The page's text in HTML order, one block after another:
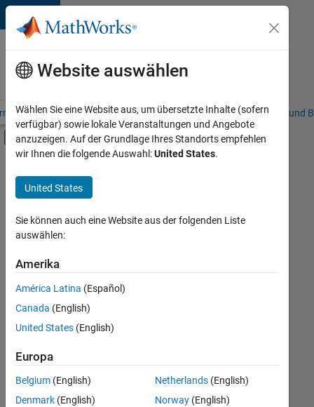
Weiter zum Inhalt
Karriere
bei
MathWorks
– Übersicht Stellensuche Niederlassungen Studierende und
Umschaltung für Off-Canvas-
Hauptinhalt
Information Technology
Education Sales
Inside Sales
Sales Operations
Marketing Communications
Business Model Team
Finance and Operations
Human Resources
+7
Derzeit
es
keine
offenen
Stellen,
Ihren
Suchkriterien
entsprechen.
Website auswählen
Wählen Sie eine Website aus, um übersetzte Inhalte (sofern
verfügbar) sowie lokale Veranstaltungen und Angebote
anzuzeigen. Auf der Grundlage Ihres Standorts empfehlen
wir Ihnen die folgende Auswahl:United States.
United States
Sie können auch eine Website aus der folgenden Liste
auswählen:
Amerika
América Latina (Español)
Canada (English)
United States (English)
Europa
Belgium (English)
Denmark (English)
Netherlands(English)
Norway(English)